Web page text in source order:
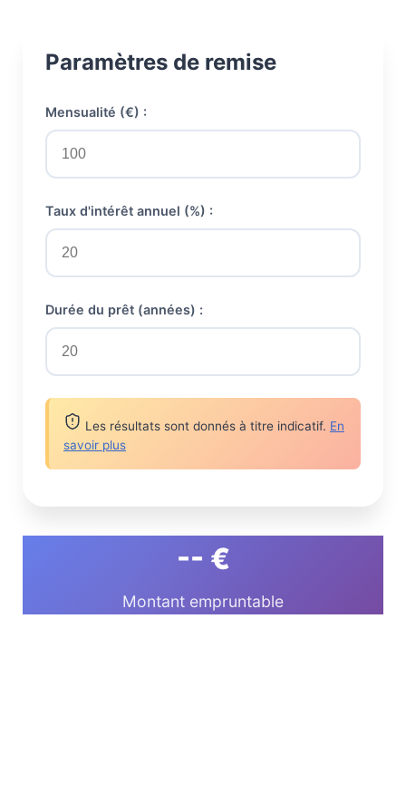
Paramètres de remise
Mensualité (€) :
Taux d'intérêt annuel (%) :
Durée du prêt (années) :
Les résultats sont donnés à titre indicatif. En
savoir plus
-- €
Montant empruntable